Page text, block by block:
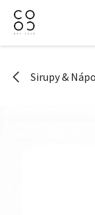
Přejít na obsah
Sirupy &